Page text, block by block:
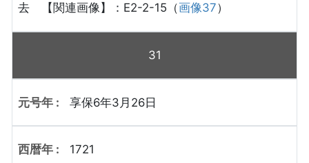
去 【関連画像】：E2-2-15（画像37）
31
享保6年3月26日
1721